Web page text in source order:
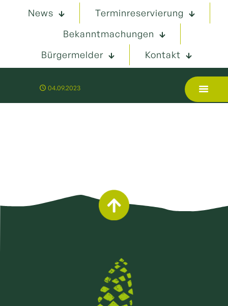
News
Terminreservierung
Bekanntmachungen
Bürgermelder
Kontakt
04.09.2023